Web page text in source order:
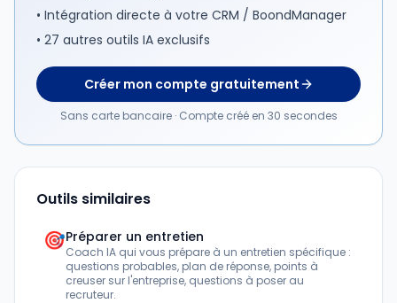
• Intégration directe à votre CRM / BoondManager
• 27 autres outils IA exclusifs
Créer mon compte gratuitement
Sans carte bancaire · Compte créé en 30 secondes
Outils similaires
🎯Préparer un entretien
Coach IA qui vous prépare à un entretien spécifique :
questions probables, plan de réponse, points à
creuser sur l'entreprise, questions à poser au
recruteur.